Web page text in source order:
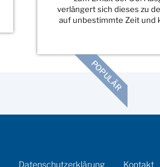
verlängert sich dieses zu
auf unbestimmte Zeit und
POPULÄR
Datenschutzerklärung Kontakt